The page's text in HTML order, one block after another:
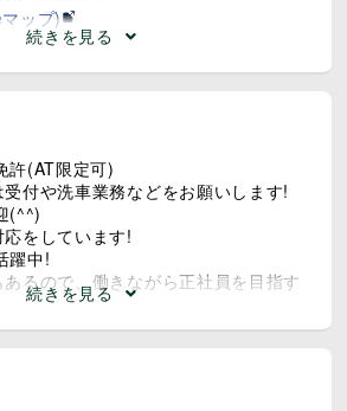
続きを見る
ップ)
続きを見る
(AT限定可)
付や洗車業務などをお願いします!
(^^)
をしています!
躍中!
るので、働きながら正社員を目指す
方も多数活躍中♪
時間もしっかり満喫できます♪